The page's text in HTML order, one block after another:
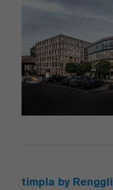
timpla by Renggli